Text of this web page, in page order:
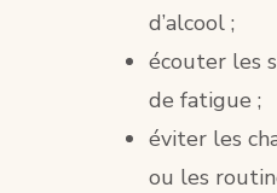
d’alcool ;
écouter les
de fatigue ;
éviter les
ou les